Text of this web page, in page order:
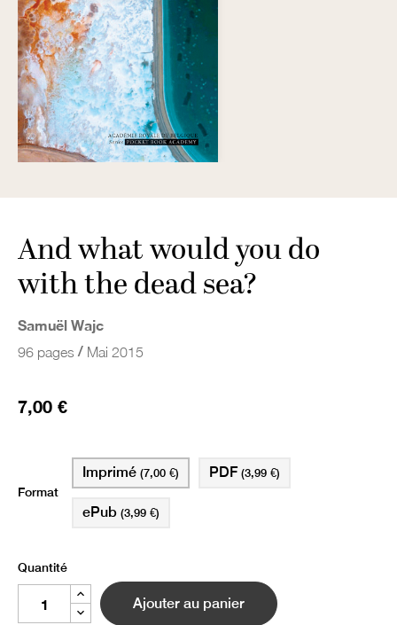
And what would you do
with the dead sea?
Samuël Wajc
96 pages / Mai 2015
7,00 €
Format
Imprimé (7,00 €)
ePub (3,99 €)
PDF (3,99 €)
Quantité
Ajouter au panier